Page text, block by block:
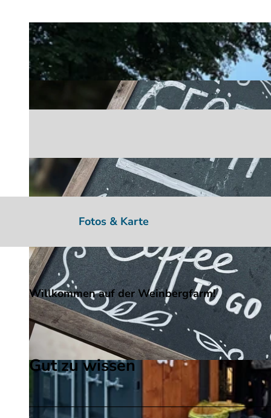
©CC-BY-SA
Fotos & Karte
Willkommen auf der Weinbergfarm!
Gut zu wissen